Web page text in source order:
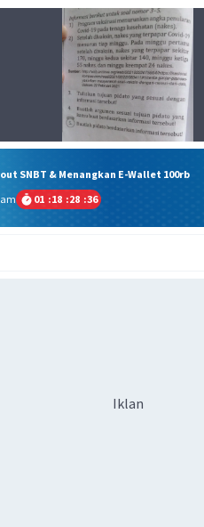
SNBT & Menangkan E-Wallet 100rb
01 :18 :28 :35
Iklan